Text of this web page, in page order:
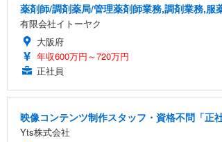
薬剤師/調剤薬局/管理薬剤師業務,調剤業務,服
有限会社イトーヤク
大阪府
年収600万円～720万円
正社員
映像コンテンツ制作スタッフ・資格不問「正
Yts株式会社